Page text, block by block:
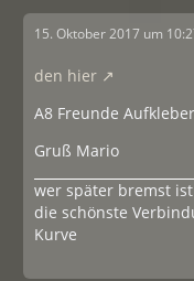
15. Oktober 2017 um
den hier
A8 Freunde
Gruß Mario
wer später bremst
die schönste
Kurve